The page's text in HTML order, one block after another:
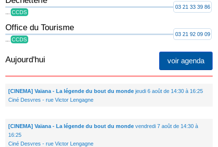
CCDS
03 21 33 39 86
Office du Tourisme
CCDS
03 21 92 09 09
voir agenda
Aujourd'hui
[CINEMA] Vaïana - La légende du bout du mondejeudi 6 août de 14:30 à 16:25
Ciné Desvres - rue Victor Lengagne
[CINEMA] Vaïana - La légende du bout du mondevendredi 7 août de 14:30 à
16:25
Ciné Desvres - rue Victor Lengagne